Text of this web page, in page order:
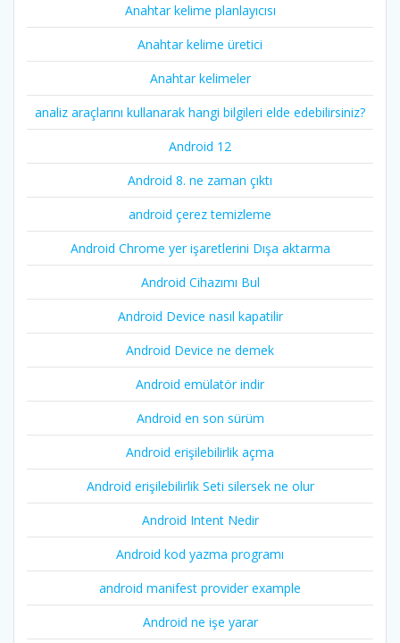
Anahtar kelime planlayıcısı
Anahtar kelime üretici
Anahtar kelimeler
analiz araçlarını kullanarak hangi bilgileri elde edebilirsiniz?
Android 12
Android 8. ne zaman çıktı
android çerez temizleme
Android Chrome yer işaretlerini Dışa aktarma
Android Cihazımı Bul
Android Device nasıl kapatilir
Android Device ne demek
Android emülatör indir
Android en son sürüm
Android erişilebilirlik açma
Android erişilebilirlik Seti silersek ne olur
Android Intent Nedir
Android kod yazma programı
android manifest provider example
Android ne işe yarar